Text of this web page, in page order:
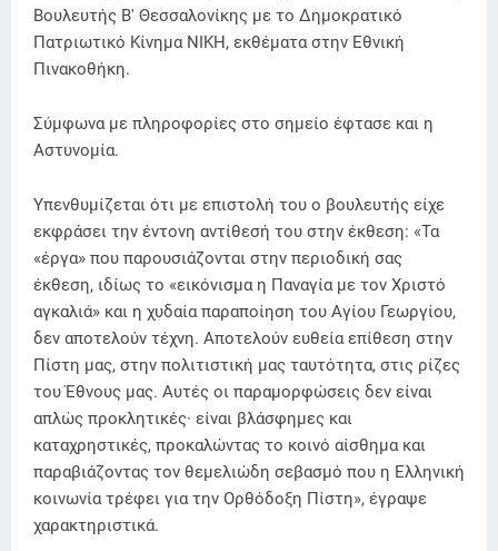
Βουλευτής Β' Θεσσαλονίκης με το Δημοκρατικό
Πατριωτικό Κίνημα ΝΙΚΗ, εκθέματα στην Εθνική
Πινακοθήκη.
Σύμφωνα με πληροφορίες στο σημείο έφτασε και η
Αστυνομία.
Υπενθυμίζεται ότι με επιστολή του ο βουλευτής είχε
εκφράσει την έντονη αντίθεσή του στην έκθεση: «Τα
«έργα» που παρουσιάζονται στην περιοδική σας
έκθεση, ιδίως το «εικόνισμα η Παναγία με τον Χριστό
αγκαλιά» και η χυδαία παραποίηση του Αγίου Γεωργίου,
δεν αποτελούν τέχνη. Αποτελούν ευθεία επίθεση στην
Πίστη μας, στην πολιτιστική μας ταυτότητα, στις ρίζες
του Έθνους μας. Αυτές οι παραμορφώσεις δεν είναι
απλώς προκλητικές· είναι βλάσφημες και
καταχρηστικές, προκαλώντας το κοινό αίσθημα και
παραβιάζοντας τον θεμελιώδη σεβασμό που η Ελληνική
κοινωνία τρέφει για την Ορθόδοξη Πίστη», έγραψε
χαρακτηριστικά.